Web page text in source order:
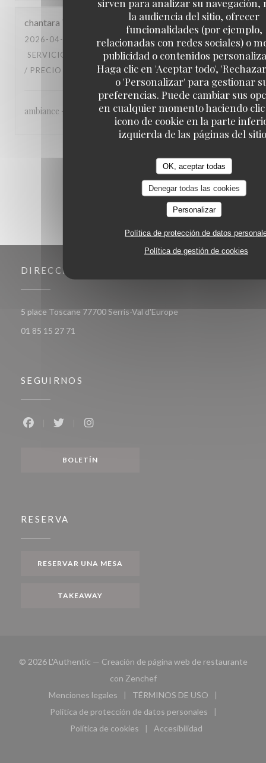
la audiencia del sitio, ofrecer
funcionalidades (por ejemplo,
relacionadas con redes sociales) o
publicidad o contenidos
Haga clic en 'Aceptar todo',
o 'Personalizar' para gestionar
preferencias. Puede cambiar sus
en cualquier momento haciendo
icono de cookie en la parte
izquierda de las páginas del
OK, aceptar todas
Denegar todas las cookies
Personalizar
Política de protección de datos
Política de gestión de cookies
chantara T
2026-04-22
- 20:30 - INVITADOS 6
SERVICIO
AMBIENTE: 4/5 MENÚ: 4/5 CALIDAD
/ PRECIO
ambiance - accueil agréable - qualité de la cuisine
DIRECCIÓN
5 place Toscane 77700 Serris-Val d'Europe((abre en una nueva
01 85 15 27 71
SEGUIRNOS
BOLETÍN
RESERVA
RESERVAR UNA MESA
TAKEAWAY
© 2026 L'Authentic — Creación de página web de restaurante
con Zenchef((abre en una nueva ventana))
Menciones legales
((abre en una nueva ventana))
TÉRMINOS DE USO
((abre en una nueva
Política de protección de datos personales
((abre en una nueva ventana))
Política de cookies
((abre en una nueva ventana))
Accesibilidad